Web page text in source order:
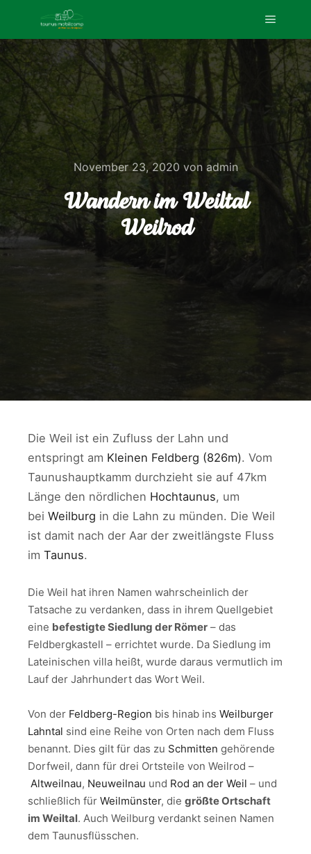
November 23, 2020 von admin
Wandern im Weiltal
Weilrod
Die Weil ist ein Zufluss der Lahn und
entspringt am Kleinen Feldberg (826m). Vom
Taunushauptkamm durchzieht sie auf 47km
Länge den nördlichen Hochtaunus, um
bei Weilburg in die Lahn zu münden. Die Weil
ist damit nach der Aar der zweitlängste Fluss
im Taunus.
Die Weil hat ihren Namen wahrscheinlich der
Tatsache zu verdanken, dass in ihrem Quellgebiet
eine befestigte Siedlung der Römer – das
Feldbergkastell – errichtet wurde. Da Siedlung im
Lateinischen villa heißt, wurde daraus vermutlich im
Lauf der Jahrhundert das Wort Weil.
Von der Feldberg-Region bis hinab ins Weilburger
Lahntal sind eine Reihe von Orten nach dem Fluss
benannt. Dies gilt für das zu Schmitten gehörende
Dorfweil, dann für drei Ortsteile von Weilrod –
Altweilnau, Neuweilnau und Rod an der Weil – und
schließlich für Weilmünster, die größte Ortschaft
im Weiltal. Auch Weilburg verdankt seinen Namen
dem Taunusflüsschen.